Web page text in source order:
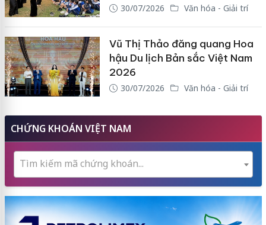
30/07/2026 Văn hóa - Giải trí
Vũ Thị Thảo đăng quang Hoa
hậu Du lịch Bản sắc Việt Nam
2026
30/07/2026 Văn hóa - Giải trí
CHỨNG KHOÁN VIỆT NAM
Tìm kiếm mã chứng khoán...